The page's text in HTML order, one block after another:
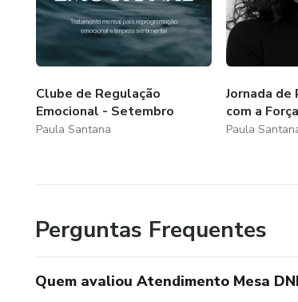
Clube de Regulação
Emocional - Setembro
Paula Santana
Jornada de
com a
Paula
Perguntas Frequentes
Quem avaliou Atendimento Mesa